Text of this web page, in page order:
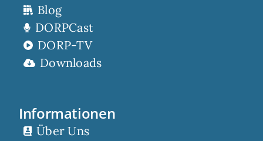
Blog
DORPCast
DORP-TV
Downloads
Informationen
Über Uns